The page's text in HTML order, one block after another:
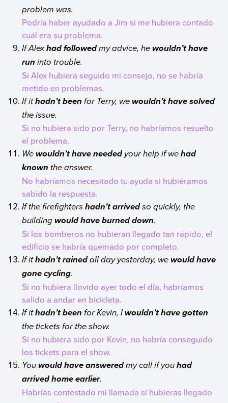
problem was.
Podría haber ayudado a Jim si me hubiera contado
cuál era su problema.
If Alexhad followedmy advice, he wouldn’t have
runinto trouble.
Si Alex hubiera seguido mi consejo, no se habría
metido en problemas.
If ithadn’t beenfor Terry, we wouldn’t have solved
the issue.
Si no hubiera sido por Terry, no habríamos resuelto
el problema.
We wouldn’t have needed your help if wehad
known the answer.
No habríamos necesitado tu ayuda si hubiéramos
sabido la respuesta.
If the firefightershadn’t arrivedso quickly, the
building would have burned down.
Si los bomberos no hubieran llegado tan rápido, el
edificio se habría quemado por completo.
If ithadn’t rainedall day yesterday, we would have
gone cycling.
Si no hubiera llovido ayer todo el día, habríamos
salido a andar en bicicleta.
If ithadn’t beenfor Kevin, I wouldn’t have gotten
the tickets for the show.
Si no hubiera sido por Kevin, no habría conseguido
los tickets para el show.
You would have answeredmy call if youhad
arrived home earlier.
Habrías contestado mi llamada si hubieras llegado